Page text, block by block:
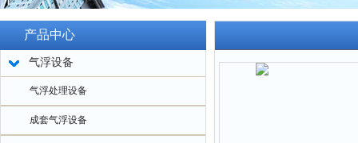
产品中心
气浮设备
气浮处理设备
成套气浮设备